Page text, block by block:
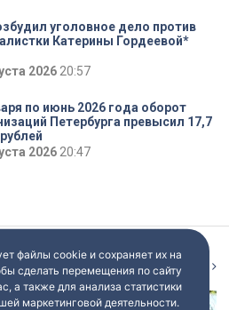
уголовное дело против
Катерины Гордеевой*
202620:57
по июнь 2026 года оборот
Петербурга превысил 17,7
2026 20:47
файлы cookie и сохраняет их на
сделать перемещения по сайту
а также для анализа статистики
маркетинговой деятельности.